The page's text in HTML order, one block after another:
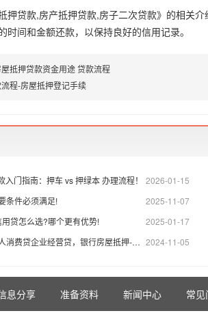
贷款,房产抵押贷款,房子二次贷款》的相关介
时间和金额还款，以保持良好的信用记录。
抵押贷款资金用途 贷款流程
程-房屋抵押登记手续
2026-01-15
门指南：押车 vs 押绿本 办理流程！
2025-11-07
条件必须满足!​
2025-01-17
贷怎么选?哪个更有优势!
2024-11-05
营贷，银行房屋抵押-民间房屋抵押-房屋二次抵押
息分享 准备资料 新闻中心 常